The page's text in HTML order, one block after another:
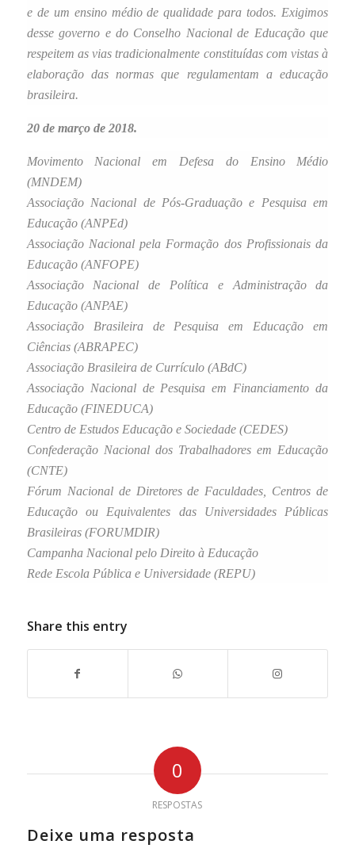
e de um ensino médio de qualidade para todos. Exigimos
desse governo e do Conselho Nacional de Educação que
respeitem as vias tradicionalmente constituídas com vistas à
elaboração das normas que regulamentam a educação
brasileira.
20 de março de 2018.
Movimento Nacional em Defesa do Ensino Médio
(MNDEM)
Associação Nacional de Pós-Graduação e Pesquisa em
Educação (ANPEd)
Associação Nacional pela Formação dos Profissionais da
Educação (ANFOPE)
Associação Nacional de Política e Administração da
Educação (ANPAE)
Associação Brasileira de Pesquisa em Educação em
Ciências (ABRAPEC)
Associação Brasileira de Currículo (ABdC)
Associação Nacional de Pesquisa em Financiamento da
Educação (FINEDUCA)
Centro de Estudos Educação e Sociedade (CEDES)
Confederação Nacional dos Trabalhadores em Educação
(CNTE)
Fórum Nacional de Diretores de Faculdades, Centros de
Educação ou Equivalentes das Universidades Públicas
Brasileiras (FORUMDIR)
Campanha Nacional pelo Direito à Educação
Rede Escola Pública e Universidade (REPU)
Share this entry
0
RESPOSTAS
Deixe uma resposta